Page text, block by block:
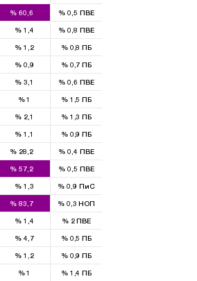
% 60,6 % 0,5 ПВЕ
% 1,4 % 0,8 ПВЕ
% 1,2 %0,8ПБ
% 0,9 %0,7ПБ
% 3,1 % 0,6 ПВЕ
%1 %1,5ПБ
% 2,1 %1,3ПБ
% 1,1 %0,9ПБ
% 28,2 % 0,4 ПВЕ
% 57,2 % 0,5 ПВЕ
% 1,3 % 0,9 ПиС
% 83,7 %0,3НОП
% 1,4 %2ПВЕ
% 4,7 %0,5ПБ
% 1,2 %0,9ПБ
%1 %1,4ПБ